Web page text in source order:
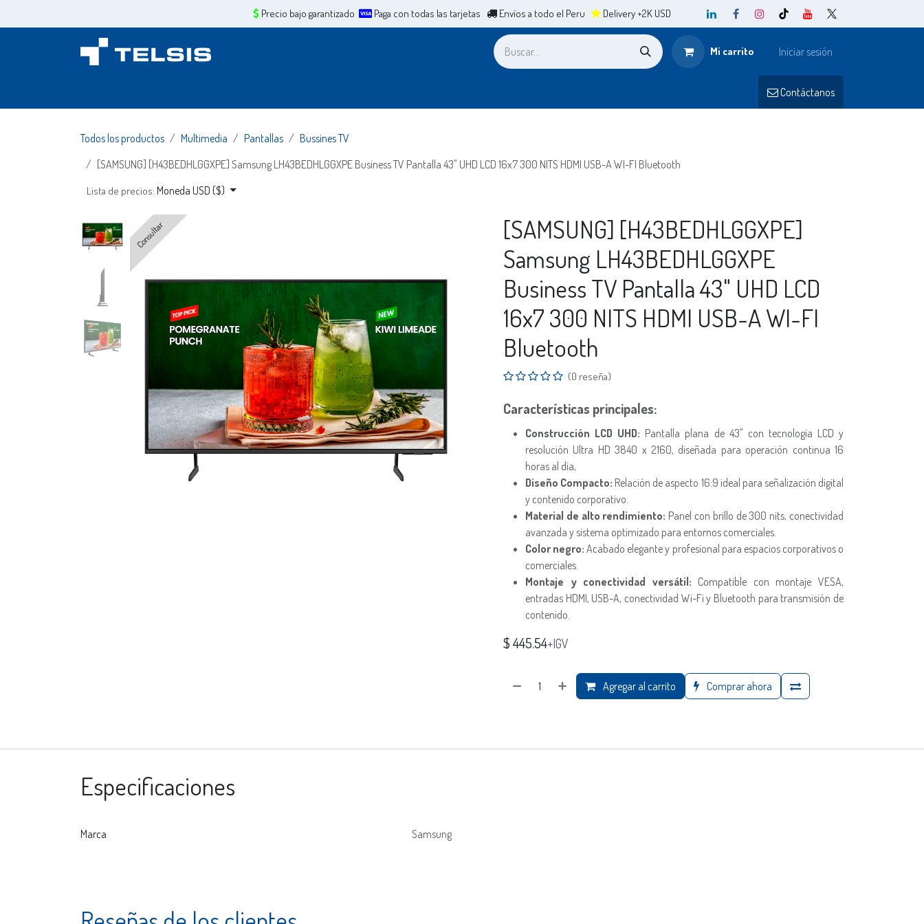
Precio bajo garantizado Paga con todas las tarjetas Envíos a todo el Peru Delivery +2K USD
Mi carrito Iniciar sesión
Contáctanos​​
Todos los productos Multimedia Pantallas
Bussines TV
[SAMSUNG] [H43BEDHLGGXPE] Samsung LH43BEDHLGGXPE Business TV Pantalla 43" UHD LCD 16x7 300 NITS HDMI USB-A WI-FI Bluetooth
Lista de precios: Moneda USD ($)
Consultar
Consultar
[SAMSUNG] [H43BEDHLGGXPE]
Samsung LH43BEDHLGGXPE
Business TV Pantalla 43" UHD LCD
16x7 300 NITS HDMI USB-A WI-FI
Bluetooth
(0 reseña)
Características principales:
Construcción LCD UHD: Pantalla plana de 43" con tecnología LCD y
resolución Ultra HD 3840 x 2160, diseñada para operación continua 16
horas al día,
Diseño Compacto: Relación de aspecto 16:9 ideal para señalización digital
y contenido corporativo.
Material de alto rendimiento: Panel con brillo de 300 nits, conectividad
avanzada y sistema optimizado para entornos comerciales.
Color negro: Acabado elegante y profesional para espacios corporativos o
comerciales.
Montaje y conectividad versátil: Compatible con montaje VESA,
entradas HDMI, USB-A, conectividad Wi-Fi y Bluetooth para transmisión de
contenido.
$445.54+IGV
Agregar al carrito Comprar ahora
Especificaciones
Marca Samsung